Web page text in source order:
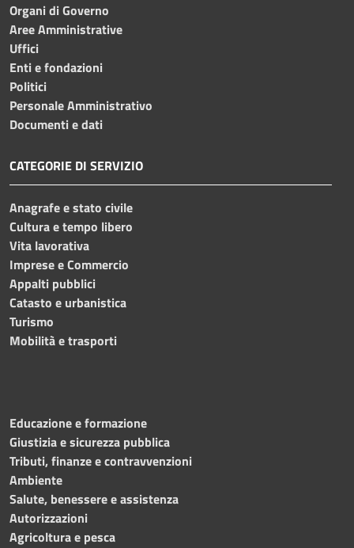
Organi di Governo
Aree Amministrative
Uffici
Enti e fondazioni
Politici
Personale Amministrativo
Documenti e dati
CATEGORIE DI SERVIZIO
Anagrafe e stato civile
Cultura e tempo libero
Vita lavorativa
Imprese e Commercio
Appalti pubblici
Catasto e urbanistica
Turismo
Mobilità e trasporti
Educazione e formazione
Giustizia e sicurezza pubblica
Tributi, finanze e contravvenzioni
Ambiente
Salute, benessere e assistenza
Autorizzazioni
Agricoltura e pesca